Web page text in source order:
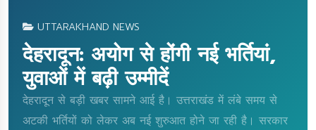
UTTARAKHAND NEWS
देहरादून: अयोग से होंगी नई भर्तियां,
युवाओं में बढ़ी उम्मीदें
देहरादून से बड़ी खबर सामने आई है। उत्तराखंड में लंबे समय से
अटकी भर्तियों को लेकर अब नई शुरुआत होने जा रही है। सरकार